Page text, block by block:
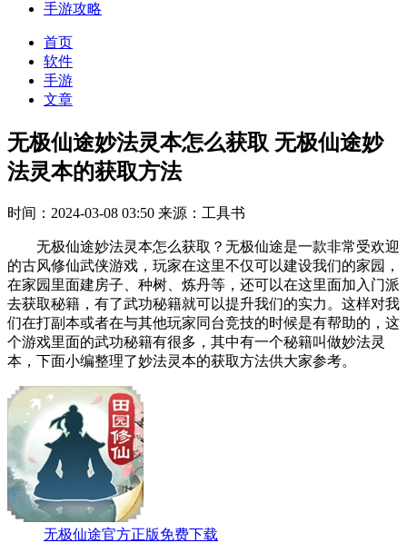
手游攻略
首页
软件
手游
文章
无极仙途妙法灵本怎么获取 无极仙途妙
法灵本的获取方法
时间：2024-03-08 03:50 来源：工具书
无极仙途妙法灵本怎么获取？无极仙途是一款非常受欢迎
的古风修仙武侠游戏，玩家在这里不仅可以建设我们的家园，
在家园里面建房子、种树、炼丹等，还可以在这里面加入门派
去获取秘籍，有了武功秘籍就可以提升我们的实力。这样对我
们在打副本或者在与其他玩家同台竞技的时候是有帮助的，这
个游戏里面的武功秘籍有很多，其中有一个秘籍叫做妙法灵
本，下面小编整理了妙法灵本的获取方法供大家参考。
无极仙途官方正版免费下载